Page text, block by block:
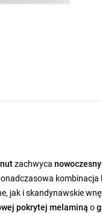
zachwyca
jak i skandynawskie
pokrytej melaminą o